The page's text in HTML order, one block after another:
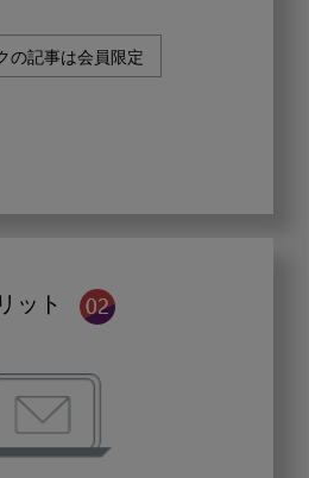
の記事は会員限定
ット